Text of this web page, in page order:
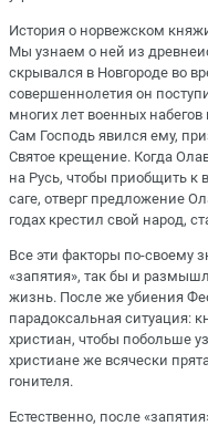
История о норвежском
Мы узнаем о ней из
скрывался в Новгороде во
совершеннолетия он
многих лет военных
Сам Господь явился ему,
Святое крещение. Когда
на Русь, чтобы приобщить к
саге, отверг предложение
годах крестил свой народ,
Все эти факторы по-своему
«запятия», так бы и
жизнь. После же убиения
парадоксальная ситуация:
христиан, чтобы побольше
христиане же всячески
гонителя.
Естественно, после